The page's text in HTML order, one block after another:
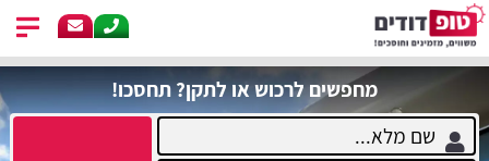
מחפשים לרכוש או לתקן? תחסכו!